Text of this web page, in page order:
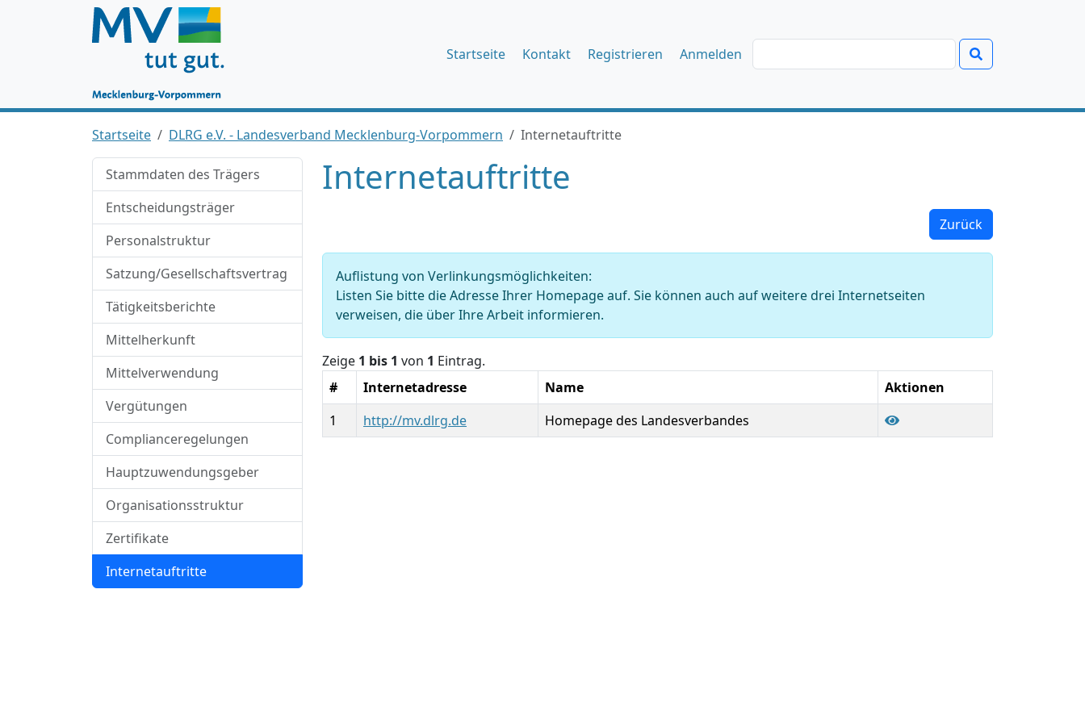
Startseite Kontakt Registrieren Anmelden
Startseite DLRG e.V. - Landesverband Mecklenburg-Vorpommern Internetauftritte
Stammdaten des Trägers
Entscheidungsträger
Personalstruktur
Satzung/Gesellschaftsvertrag
Tätigkeitsberichte
Mittelherkunft
Mittelverwendung
Vergütungen
Complianceregelungen
Hauptzuwendungsgeber
Organisationsstruktur
Zertifikate
Internetauftritte
Internetauftritte
Zurück
Auflistung von Verlinkungsmöglichkeiten:
Listen Sie bitte die Adresse Ihrer Homepage auf. Sie können auch auf weitere drei Internetseiten
verweisen, die über Ihre Arbeit informieren.
Zeige 1 bis 1 von 1 Eintrag.
#
Internetadresse Name
Aktionen
1
http://mv.dlrg.de Homepage des Landesverbandes